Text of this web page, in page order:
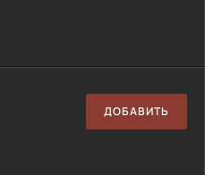
ДОБАВИТЬ